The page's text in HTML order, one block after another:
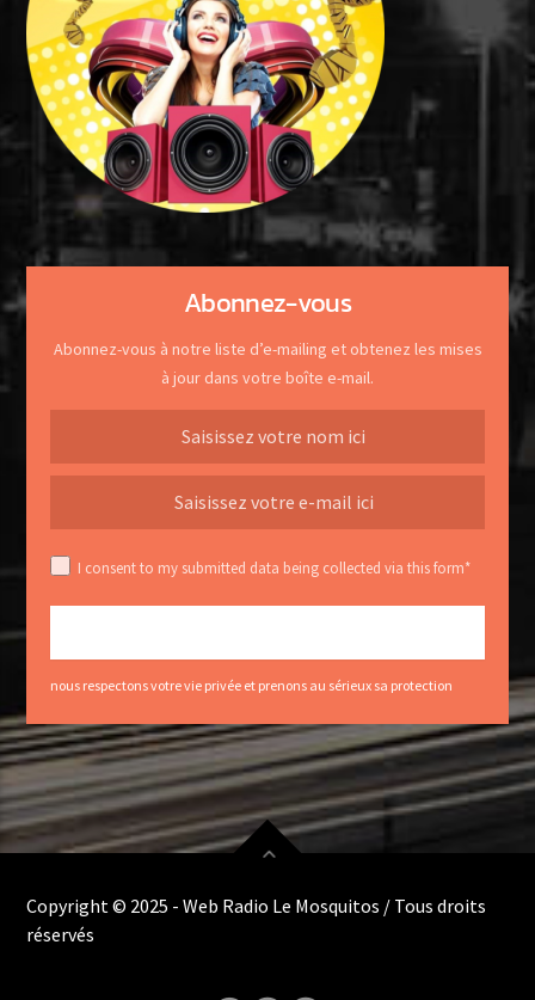
Abonnez-vous
Abonnez-vous à notre liste d’e-mailing et obtenez les mises
à jour dans votre boîte e-mail.
I consent to my submitted data being collected via this form*
nous respectons votre vie privée et prenons au sérieux sa protection
Copyright © 2025 - Web Radio Le Mosquitos / Tous droits
réservés